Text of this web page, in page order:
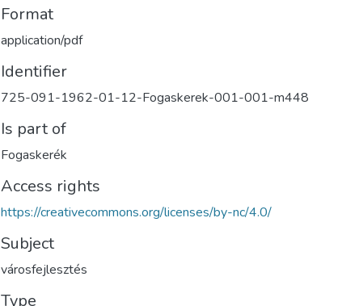
Format
application/pdf
Identifier
725-091-1962-01-12-Fogaskerek-001-001-m448
Is part of
Fogaskerék
Access rights
https://creativecommons.org/licenses/by-nc/4.0/
Subject
városfejlesztés
Type